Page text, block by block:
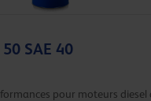
SAE 40
pour moteurs diesel